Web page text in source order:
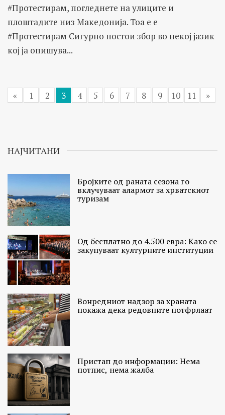
#Протестирам, погледнете на улиците и
плоштадите низ Македонија. Тоа е е
#Протестирам Сигурно постои збор во некој јазик
кој ја опишува...
« 1 2 3 4 5 6 7 8 9 10 11 »
НАЈЧИТАНИ
Бројките од раната сезона го
вклучуваат алармот за хрватскиот
туризам
Од бесплатно до 4.500 евра: Како се
закупуваат културните институции
Вонредниот надзор за храната
покажа дека редовните потфрлаат
Пристап до информации: Нема
потпис, нема жалба